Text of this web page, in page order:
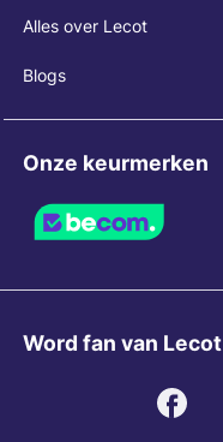
Alles over Lecot
Blogs
Onze keurmerken
Word fan van Lecot